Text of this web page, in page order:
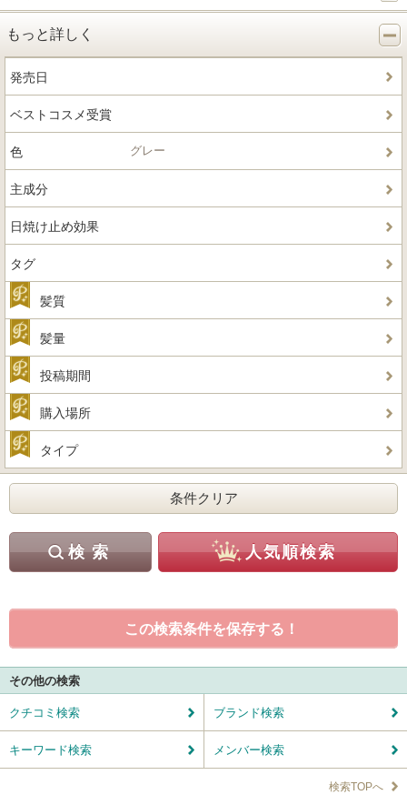
もっと詳しく
発売日
ベストコスメ受賞
色 グレー
主成分
日焼け止め効果
タグ
髪質
髪量
投稿期間
購入場所
タイプ
この検索条件を保存する！
その他の検索
クチコミ検索 ブランド検索
キーワード検索 メンバー検索
検索TOPへ